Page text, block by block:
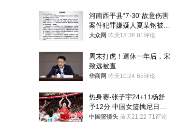
河南西平县“7·30”故意伤害
案件犯罪嫌疑人夏某钢被抓
获
大众网 昨天18:36 81评论
周末打虎！退休一年后，宋
致远被查
华商网 昨天10:24 65评论
热身赛-张子宇24+11杨舒
予12分 中国女篮擒尼日利
亚
中国篮镜头 前天21:22 71评论